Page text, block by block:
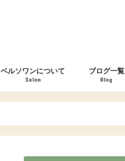
ベルソワンについて
Salon
ブログ一覧
Blog